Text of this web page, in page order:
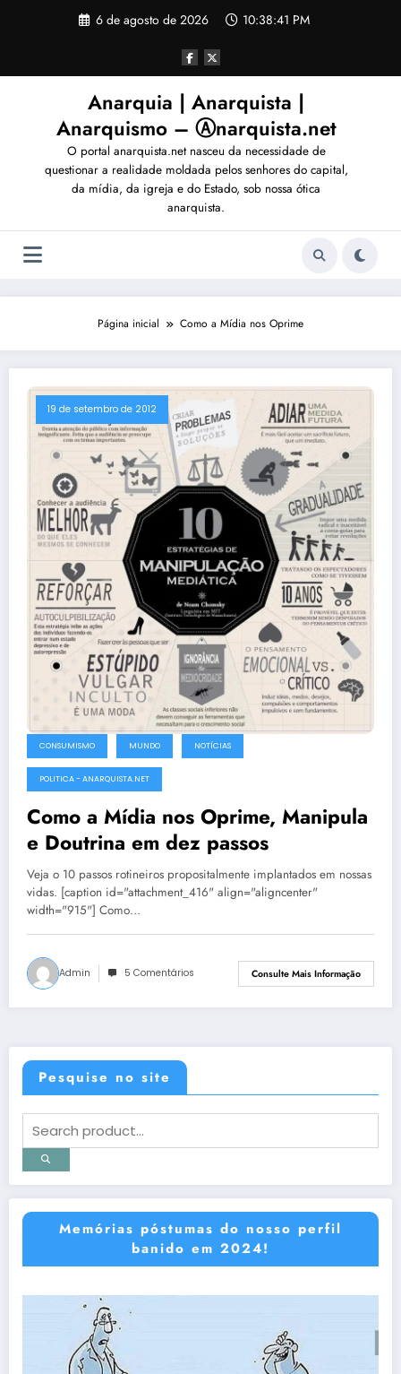
6 de agosto de 2026 10:38:44 PM
Anarquia | Anarquista |
Anarquismo – Ⓐnarquista.net
O portal anarquista.net nasceu da necessidade de
questionar a realidade moldada pelos senhores do capital,
da mídia, da igreja e do Estado, sob nossa ótica
anarquista.
Página inicial Como a Mídia nos Oprime
19 de setembro de 2012
CONSUMISMO MUNDO NOTÍCIAS
POLITICA - ANARQUISTA.NET
Como a Mídia nos Oprime, Manipula
e Doutrina em dez passos
Veja o 10 passos rotineiros propositalmente implantados em nossas
vidas. [caption id="attachment_416" align="aligncenter"
width="915"] Como…
Admin 5 Comentários Consulte Mais Informação
Pesquise no site
Memórias póstumas do nosso perfil
banido em 2024!